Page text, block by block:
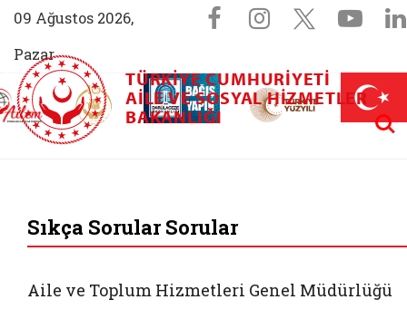
09 Ağustos 2026,
Pazar
Sosyal
Facebook
Instagram
X
Aile (yeni sekmede açılır)
AİLEM İletişim Merkezi (yeni sekmede açılır)
Aile ve Nüfus On Yılı (yeni sekmede açılır)
Darülaceze bağış sayfası (yeni
TÜRKIYE CUMHURIYETI
AILE VE SOSYAL HIZMETLER
BAKANLIĞI
Sıkça Sorular Sorular
Aile ve Toplum Hizmetleri Genel Müdürlüğü